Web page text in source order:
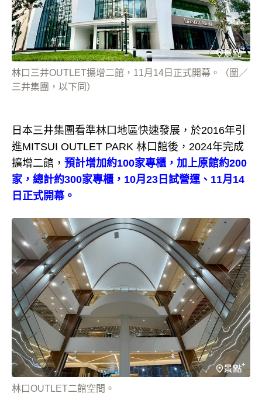
林口三井OUTLET擴增二館，11月14日正式開幕。（圖／
三井集團，以下同）
日本三井集團看準林口地區快速發展，於2016年引
進MITSUI OUTLET PARK 林口館後，2024年完成
擴增二館， 預計增加約100家專櫃，加上原館約200
家，總計約300家專櫃，10月23日試營運、11月14
日正式開幕。
林口OUTLET二館空間。